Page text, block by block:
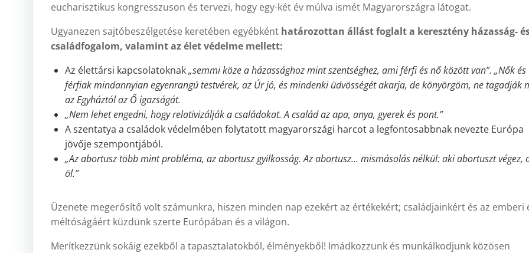
eucharisztikus kongresszuson és tervezi, hogy egy-két év múlva ismét Magyarországra látogat.
Ugyanezen sajtóbeszélgetése keretében egyébként határozottan állást foglalt a keresztény házasság-
családfogalom, valamint az élet védelme mellett:
Az élettársi kapcsolatoknak„semmi köze a házassághoz mint szentséghez, ami férfi és nő között van”. „Nők és
férfiak mindannyian egyenrangú testvérek, az Úr jó, és mindenki üdvösségét akarja, de könyörgöm, ne tagadják
az Egyháztól az Ő igazságát.
„Nem lehet engedni, hogy relativizálják a családokat. A család az apa, anya, gyerek és pont.”
A szentatya a családok védelmében folytatott magyarországi harcot a legfontosabbnak nevezte Európa
jövője szempontjából.
„Az abortusz több mint probléma, az abortusz gyilkosság. Az abortusz… mismásolás nélkül: aki abortuszt végez,
öl.”
Üzenete megerősítő volt számunkra, hiszen minden nap ezekért az értékekért; családjainkért és az emberi
méltóságáért küzdünk szerte Európában és a világon.
Merítkezzünk sokáig ezekből a tapasztalatokból, élményekből! Imádkozzunk és munkálkodjunk közösen